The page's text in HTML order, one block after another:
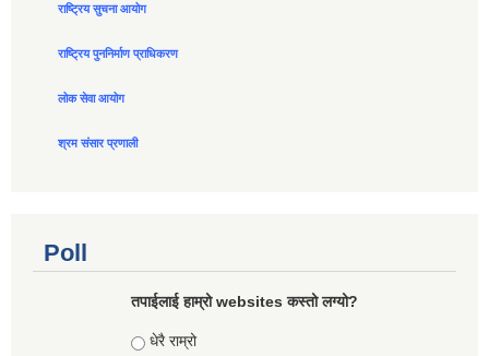
राष्ट्रिय सुचना आयोग
राष्ट्रिय पुननिर्माण प्राधिकरण
लोक सेवा आयोग
श्रम संसार प्रणाली
Poll
तपाईलाई हाम्रो websites कस्तो लग्यो?
Choices
धेरै राम्रो